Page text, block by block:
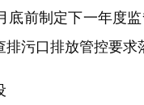
底前制定下一年度
污口排放管控要